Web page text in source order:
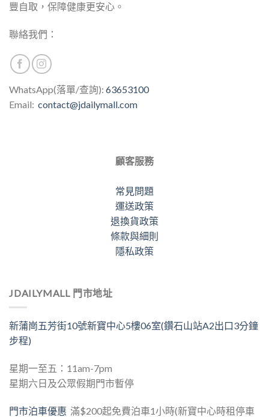
豐自取，保障健康更安心。
聯絡我們：
WhatsApp(落單/查詢): 63653100
Email: contact@jdailymall.com
顧客服務
常見問題
運送政策
退換貨政策
條款與細則
隱私政策
JDAILYMALL 門市地址
新蒲崗五芳街10號新寶中心5樓06室(鑽石山站A2出口3分鐘
步程)
星期一至五：11am-7pm
星期六日及公眾假期門市暫停
門市泊車優惠 滿$200起免費泊車1小時(新寶中心時租停車